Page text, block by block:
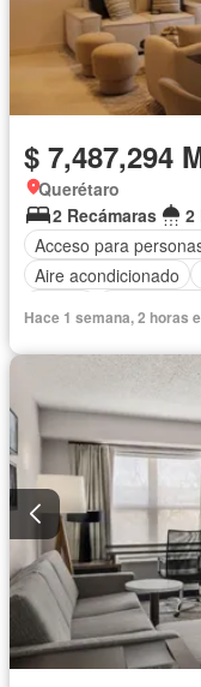
$ 7,487,294
Querétaro
2 Recámaras
2
Acceso para
Aire acondicionado
Cuarto
Estacionamiento
Despacho
Seguridad
Vista
Parcialmente
Hace 1 semana, 2 horas